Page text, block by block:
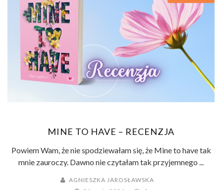
MINE TO HAVE – RECENZJA
Powiem Wam, że nie spodziewałam się, że Mine to have tak
mnie zauroczy. Dawno nie czytałam tak przyjemnego ...
AGNIESZKA JAROSŁAWSKA